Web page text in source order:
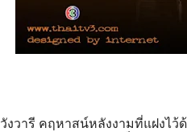
วังวารี คฤหาสน์หลังงามที่แฝงไ